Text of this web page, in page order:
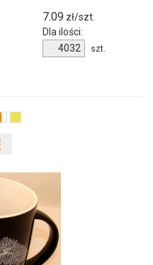
7.09 zł/szt.
Dla ilości:
Ilość
produktu
szt.
odmiany
produktu